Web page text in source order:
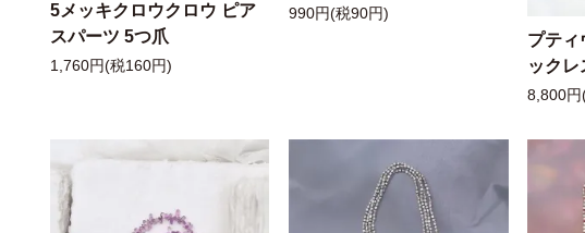
5メッキクロウクロウ ピア
スパーツ 5つ爪
1,760円(税160円)
990円(税90円)
プティ
ックレ
8,800円